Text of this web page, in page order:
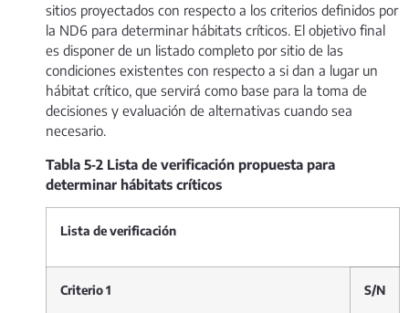
sitios proyectados con respecto a los criterios definidos por
la ND6 para determinar hábitats críticos. El objetivo final
es disponer de un listado completo por sitio de las
condiciones existentes con respecto a si dan a lugar un
hábitat crítico, que servirá como base para la toma de
decisiones y evaluación de alternativas cuando sea
necesario.
Tabla 5‑2 Lista de verificación propuesta para
determinar hábitats críticos
Lista de verificación
Criterio 1 S/N